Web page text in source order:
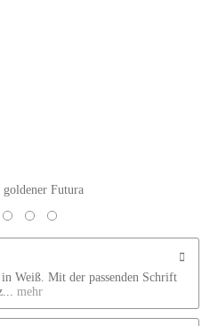
Futura
Weiß. Mit der passenden Schrift
mehr